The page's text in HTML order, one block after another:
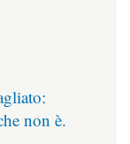
non è.